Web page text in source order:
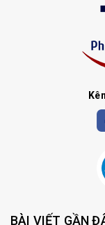
BÀI VIẾT GẦN